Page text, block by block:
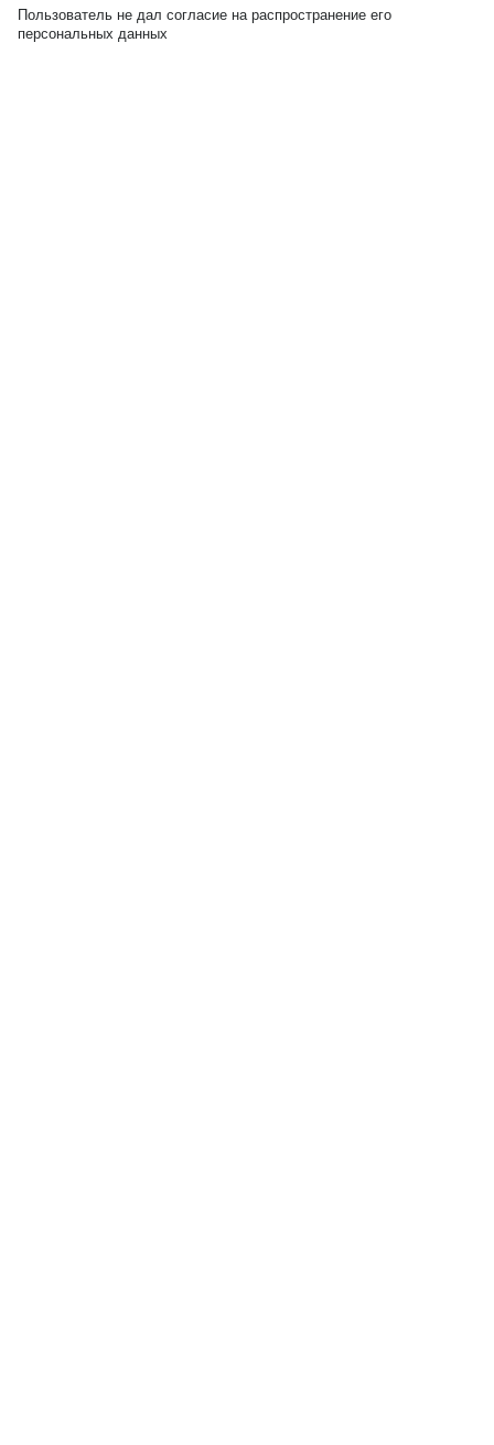
Пользователь не дал согласие на распространение его
персональных данных